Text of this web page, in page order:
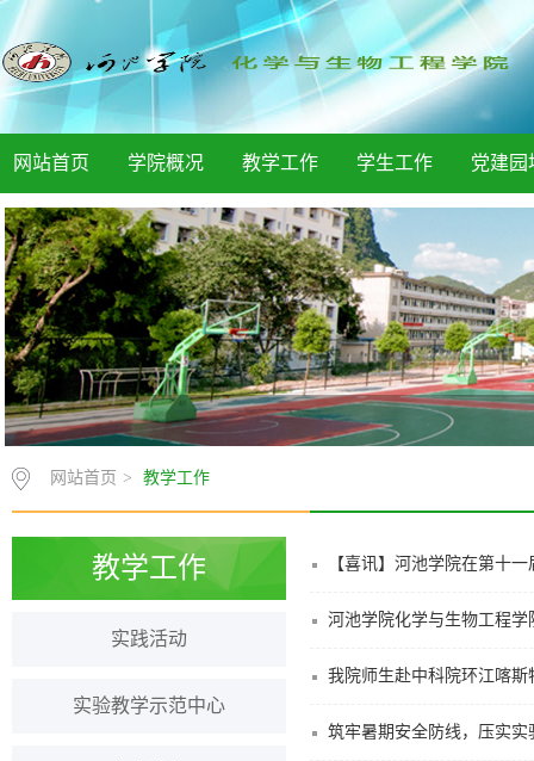
网站首页 学院概况 教学工作 学生工作 党建园
网站首页 > 教学工作
教学工作
实践活动
实验教学示范中心
【喜讯】河池学院在第十
河池学院化学与生物工程
我院师生赴中科院环江喀
筑牢暑期安全防线，压实